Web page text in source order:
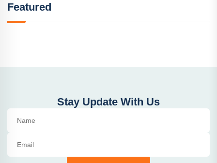
Featured
Stay Update With Us